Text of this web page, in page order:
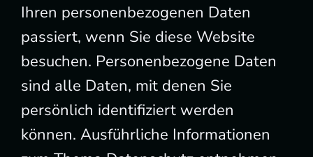
Ihren personenbezogenen Daten
passiert, wenn Sie diese Website
besuchen. Personenbezogene Daten
sind alle Daten, mit denen Sie
persönlich identifiziert werden
können. Ausführliche Informationen